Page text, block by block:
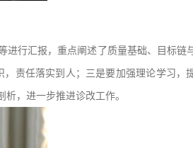
行汇报，重点阐述了质量基础、目标链
责任落实到人；三是要加强理论学习，
，进一步推进诊改工作。